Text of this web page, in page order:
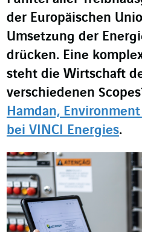
der Europäischen
Umsetzung der
drücken. Eine
steht die Wirtschaft
verschiedenen
Hamdan,
bei VINCI Energies.